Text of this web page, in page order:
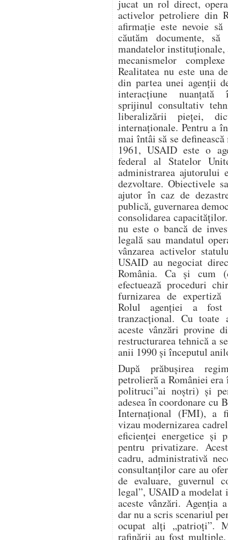
jucat un rol direct,
activelor petroliere din
afirmație este nevoie
căutăm documente,
mandatelor instituționale,
mecanismelor
Realitatea nu este una
din partea unei agenții
interacțiune
sprijinul consultativ
liberalizării pieței,
internaționale. Pentru a
mai întâi să se
1961, USAID este o
federal al Statelor
administrarea ajutorului
dezvoltare. Obiectivele
ajutor în caz de
publică, guvernarea
consolidarea
nu este o bancă de
legală sau mandatul
vânzarea activelor
USAID au negociat
România. Ca și cum
efectuează proceduri
furnizarea de expertiză
Rolul agenției a fost
tranzacțional. Cu toate
aceste vânzări provine
restructurarea tehnică a
anii 1990 și începutul
După prăbușirea
petrolieră a României era
politruci”ai noștri) și
adesea în coordonare cu
Internațional (FMI), a
vizau modernizarea
eficienței energetice și
pentru privatizare.
cadru, administrativă
consultanților care au
de evaluare, guvernul
legal”, USAID a
aceste vânzări. Agenția
dar nu a scris scenariul
ocupat alți „patrioți”.
rafinării au fost